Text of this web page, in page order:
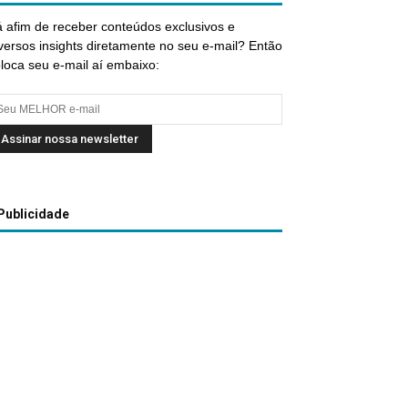
afim de receber conteúdos exclusivos e
insights diretamente no seu e-mail? Então
seu e-mail aí embaixo:
Publicidade